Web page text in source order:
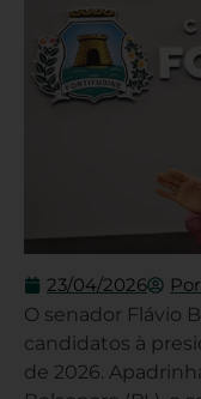
23/04/2026
O senador Flávio
candidatos à
de 2026.